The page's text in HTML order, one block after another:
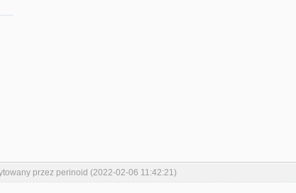
przez perinoid (2022-02-06 11:42:21)